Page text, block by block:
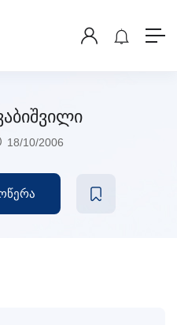
18/10/2006